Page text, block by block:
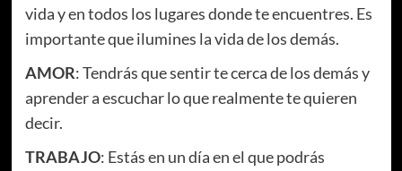
vida y en todos los lugares donde te encuentres. Es
importante que ilumines la vida de los demás.
AMOR: Tendrás que sentir te cerca de los demás y
aprender a escuchar lo que realmente te quieren
decir.
TRABAJO: Estás en un día en el que podrás